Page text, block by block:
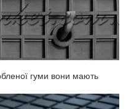
гуми вони мають